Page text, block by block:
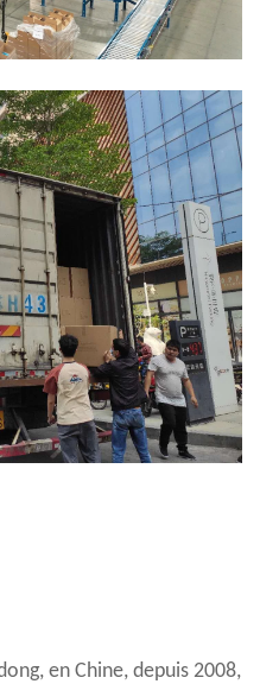
en Chine, depuis 2008,